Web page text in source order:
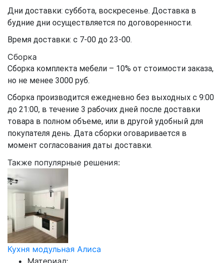
Дни доставки: суббота, воскресенье. Доставка в
будние дни осуществляется по договоренности.
Время доставки: с 7-00 до 23-00.
Сборка
Сборка комплекта мебели – 10% от стоимости заказа,
но не менее 3000 руб.
Сборка производится ежедневно без выходных с 9:00
до 21:00, в течение 3 рабочих дней после доставки
товара в полном объеме, или в другой удобный для
покупателя день. Дата сборки оговаривается в
момент согласования даты доставки.
Также популярные решения:
Кухня модульная Алиса
Материал: